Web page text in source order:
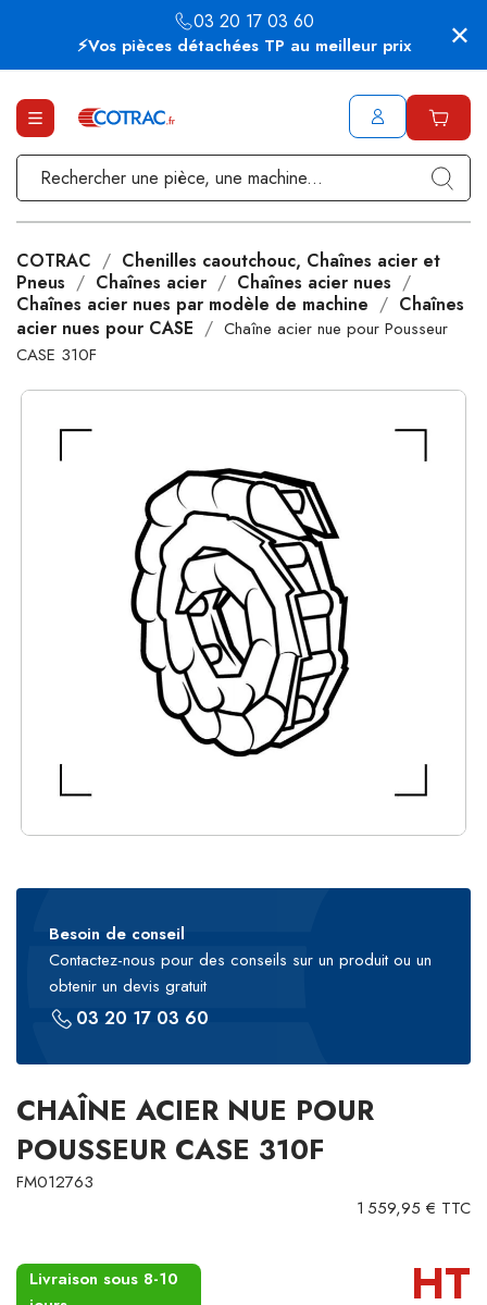
⚡Vos pièces détachées TP au meilleur prix
03 20 17 03 60
COTRAC
Chenilles caoutchouc, Chaînes acier et
Pneus
Chaînes acier
Chaînes acier nues
Chaînes acier nues par modèle de machine
Chaînes
acier nues pour CASE
Chaîne acier nue pour Pousseur
CASE 310F
Besoin de conseil
Contactez-nous pour des conseils sur un produit ou un
obtenir un devis gratuit
03 20 17 03 60
CHAÎNE ACIER NUE POUR
POUSSEUR CASE 310F
FM012763
1 559,95 € TTC
Livraison sous 8-10
HT